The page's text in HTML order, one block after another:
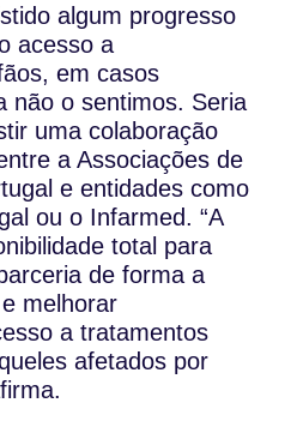
algum progresso
acesso a
em casos
não o sentimos. Seria
uma colaboração
a Associações de
e entidades como
ou o Infarmed. “A
total para
de forma a
melhorar
a tratamentos
afetados por